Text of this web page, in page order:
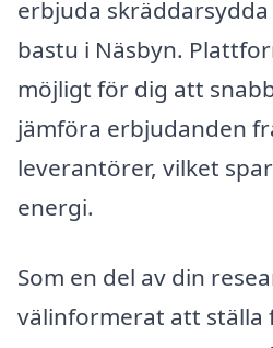
erbjuda
bastu i Näsbyn.
möjligt för dig att
jämföra erbjudanden
leverantörer, vilket
energi.
Som en del av din
välinformerat att ställa